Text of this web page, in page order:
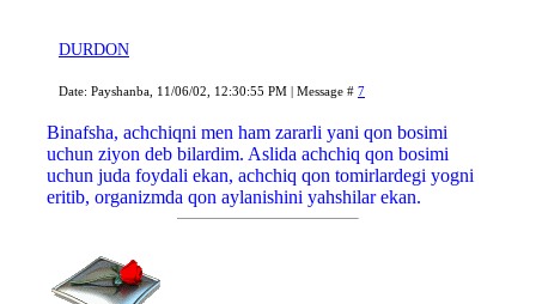
DURDON
Date: Payshanba, 11/06/02, 12:30:55 PM | Message # 7
Binafsha, achchiqni men ham zararli yani qon bosimi
uchun ziyon deb bilardim. Aslida achchiq qon bosimi
uchun juda foydali ekan, achchiq qon tomirlardegi yogni
eritib, organizmda qon aylanishini yahshilar ekan.